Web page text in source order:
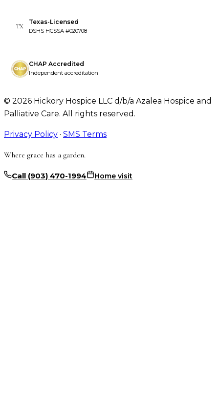
TX
Texas-Licensed
DSHS HCSSA #020708
CHAP Accredited
Independent accreditation
© 2026 Hickory Hospice LLC d/b/a Azalea Hospice and
Palliative Care. All rights reserved.
Privacy Policy · SMS Terms
Where grace has a garden.
Call (903) 470-1994 Home visit